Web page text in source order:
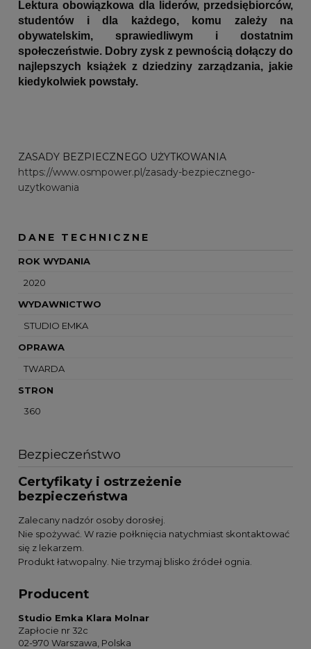
Lektura obowiązkowa dla liderów, przedsiębiorców,
studentów i dla każdego, komu zależy na
obywatelskim, sprawiedliwym i dostatnim
społeczeństwie. Dobry zysk z pewnością dołączy do
najlepszych książek z dziedziny zarządzania, jakie
kiedykolwiek powstały.
ZASADY BEZPIECZNEGO UŻYTKOWANIA
https://www.osmpower.pl/zasady-bezpiecznego-
uzytkowania
DANE TECHNICZNE
ROK WYDANIA
2020
WYDAWNICTWO
STUDIO EMKA
OPRAWA
TWARDA
STRON
360
Bezpieczeństwo
Certyfikaty i ostrzeżenie
bezpieczeństwa
Zalecany nadzór osoby dorosłej.
Nie spożywać. W razie połknięcia natychmiast skontaktować
się z lekarzem.
Produkt łatwopalny. Nie trzymaj blisko źródeł ognia.
Producent
Studio Emka Klara Molnar
Zapłocie nr 32c
02-970 Warszawa, Polska